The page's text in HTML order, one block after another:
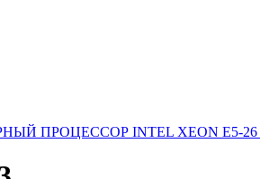
ПРОЦЕССОР INTEL XEON Е5-26